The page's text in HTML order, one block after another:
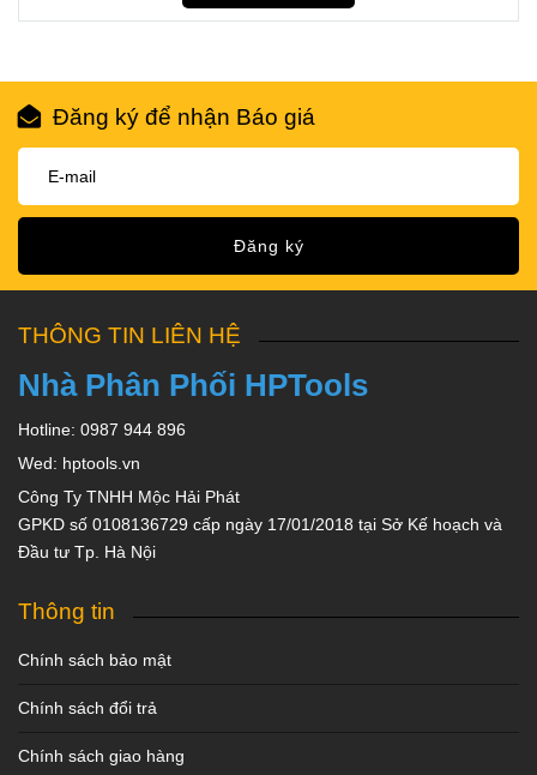
Đăng ký để nhận Báo giá
Đăng ký
THÔNG TIN LIÊN HỆ
Nhà Phân Phối HPTools
Hotline: 0987 944 896
Wed: hptools.vn
Công Ty TNHH Mộc Hải Phát
GPKD số 0108136729 cấp ngày 17/01/2018 tại Sở Kế hoạch và
Đầu tư Tp. Hà Nội
Thông tin
Chính sách bảo mật
Chính sách đổi trả
Chính sách giao hàng